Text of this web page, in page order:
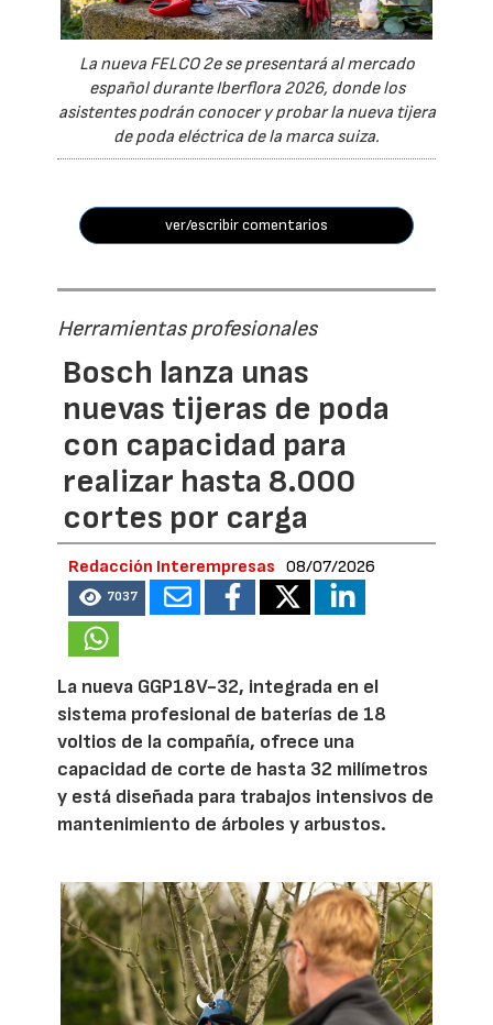
La nueva FELCO 2e se presentará al mercado
español durante Iberflora 2026, donde los
asistentes podrán conocer y probar la nueva tijera
de poda eléctrica de la marca suiza.
ver/escribir comentarios
Herramientas profesionales
Bosch lanza unas
nuevas tijeras de poda
con capacidad para
realizar hasta 8.000
cortes por carga
Redacción Interempresas 08/07/2026
7037
La nueva GGP18V-32, integrada en el
sistema profesional de baterías de 18
voltios de la compañía, ofrece una
capacidad de corte de hasta 32 milímetros
y está diseñada para trabajos intensivos de
mantenimiento de árboles y arbustos.